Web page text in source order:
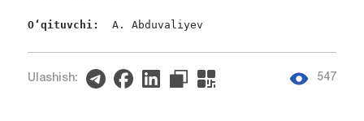
O‘qituvchi: A. Abduvaliyev
Ulashish: 547